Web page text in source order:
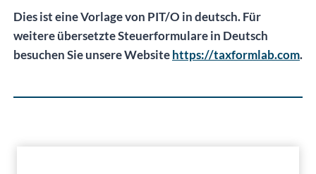
Dies ist eine Vorlage von PIT/O in deutsch. Für
weitere übersetzte Steuerformulare in Deutsch
besuchen Sie unsere Websitehttps://taxformlab.com.